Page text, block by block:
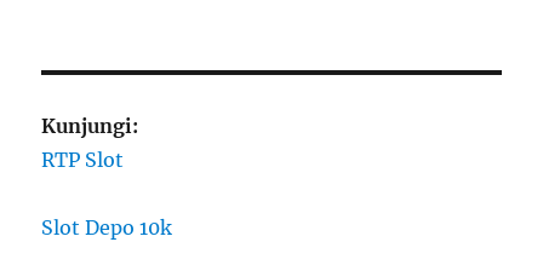
Kunjungi:
RTP Slot
Slot Depo 10k